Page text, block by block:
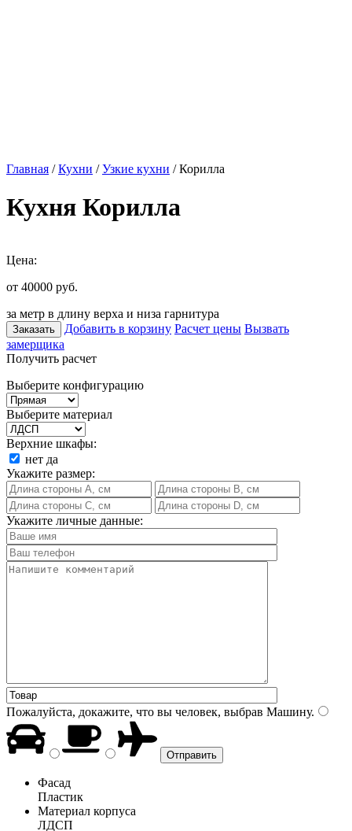
Главная /Кухни /Узкие кухни / Корилла
Кухня Корилла
Цена:
от 40000 руб.
за метр в длину верха и низа гарнитура
Заказать Добавить в корзину Расчет цены Вызвать
замерщика
Получить расчет
Выберите конфигурацию
Выберите материал
Верхние шкафы:
нет да
Укажите размер:
Укажите личные данные:
Пожалуйста, докажите, что вы человек, выбрав Машину.
Фасад
Пластик
Материал корпуса
ЛДСП